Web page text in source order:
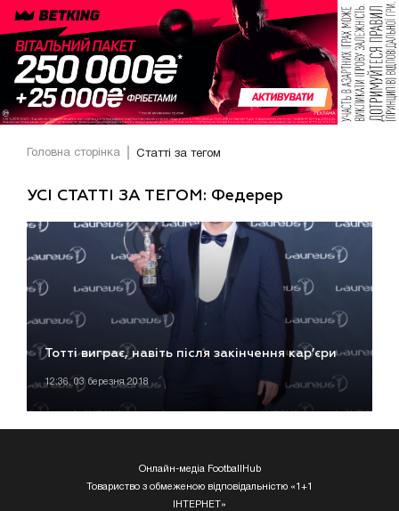
Головна сторінка Статті за тегом
УСІ СТАТТІ ЗА ТЕГОМ: Федерер
Тотті виграє, навіть після закінчення кар’єри
12:36, 03 березня 2018
Онлайн-медіа FootballHub
Товариство з обмеженою відповідальністю «1+1
ІНТЕРНЕТ»